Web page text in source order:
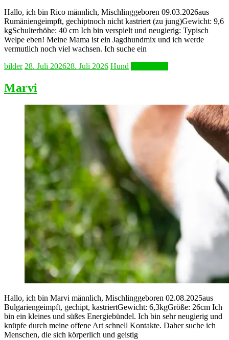
Hallo, ich bin Rico männlich, Mischlinggeboren 09.03.2026aus
Rumäniengeimpft, gechiptnoch nicht kastriert (zu jung)Gewicht: 9,6
kgSchulterhöhe: 40 cm Ich bin verspielt und neugierig: Typisch
Welpe eben! Meine Mama ist ein Jagdhundmix und ich werde
vermutlich noch viel wachsen. Ich suche ein
bilder 28. Juli 202628. Juli 2026 Hund
Marvi
Hallo, ich bin Marvi männlich, Mischlinggeboren 02.08.2025aus
Bulgariengeimpft, gechipt, kastriertGewicht: 6,3kgGröße: 26cm Ich
bin ein kleines und süßes Energiebündel. Ich bin sehr neugierig und
knüpfe durch meine offene Art schnell Kontakte. Daher suche ich
Menschen, die sich körperlich und geistig